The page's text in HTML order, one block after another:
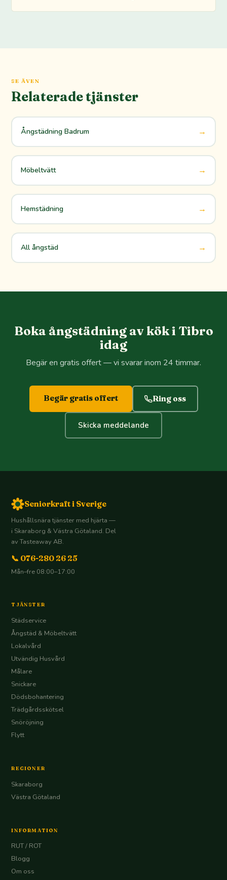
SE ÄVEN
Relaterade tjänster
Ångstädning Badrum →
Möbeltvätt →
Hemstädning →
All ångstäd →
Boka ångstädning av kök i Tibro
idag
Begär en gratis offert — vi svarar inom 24 timmar.
Begär gratis offert Ring oss
Skicka meddelande
Seniorkraft i Sverige
Hushållsnära tjänster med hjärta —
i Skaraborg & Västra Götaland. Del
av Tasteaway AB.
📞 076-280 26 25
Mån–fre 08:00–17:00
TJÄNSTER
Städservice
Ångstäd & Möbeltvätt
Lokalvård
Utvändig Husvård
Målare
Snickare
Dödsbohantering
Trädgårdsskötsel
Snöröjning
Flytt
REGIONER
Skaraborg
Västra Götaland
INFORMATION
RUT / ROT
Blogg
Om oss